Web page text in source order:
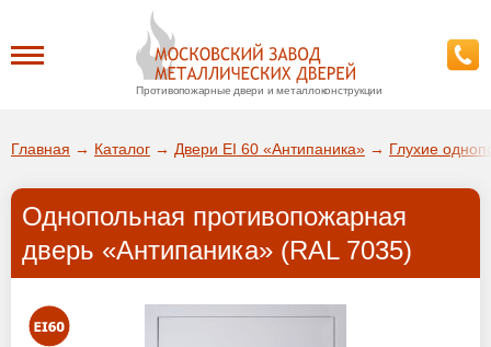
Противопожарные двери и металлоконструкции
ДА!
ВЫБРАТЬ ДРУГОЙ ГОРОД
О заводе
Доставка
Установка
Главная → Каталог → Двери EI 60 «Антипаника» → Глухие
Однопольная противопожарная
дверь «Антипаника» (RAL 7035)